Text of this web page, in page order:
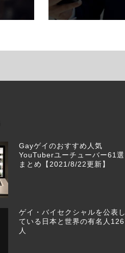
Gayゲイのおすすめ人気
YouTuberユーチューバー61選
まとめ【2021/8/22更新】
ゲイ・バイセクシャルを公表し
ている日本と世界の有名人126
人